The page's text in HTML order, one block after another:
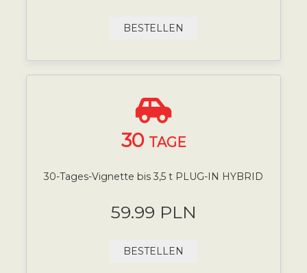
BESTELLEN
30 TAGE
30-Tages-Vignette bis 3,5 t PLUG-IN HYBRID
59.99 PLN
BESTELLEN